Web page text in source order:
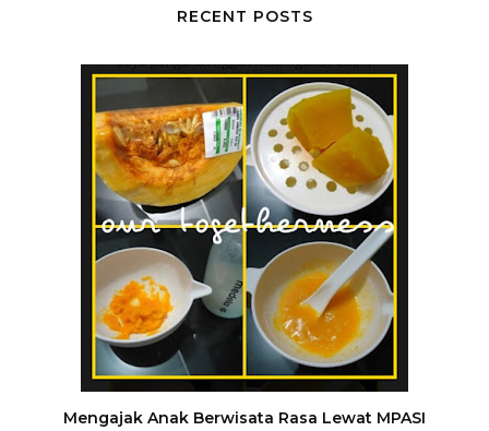
RECENT POSTS
Mengajak Anak Berwisata Rasa Lewat MPASI